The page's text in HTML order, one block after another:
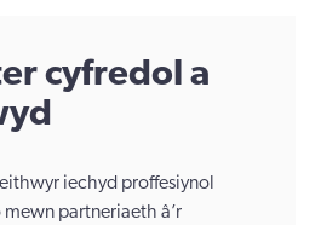
cyfredol a
iechyd proffesiynol
partneriaeth â’r